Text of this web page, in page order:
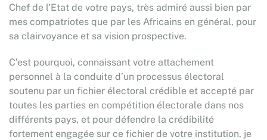
Chef de l’Etat de votre pays, très admiré aussi bien par
mes compatriotes que par les Africains en général, pour
sa clairvoyance et sa vision prospective.
C’est pourquoi, connaissant votre attachement
personnel à la conduite d’un processus électoral
soutenu par un fichier électoral crédible et accepté par
toutes les parties en compétition électorale dans nos
différents pays, et pour défendre la crédibilité
fortement engagée sur ce fichier de votre institution, je